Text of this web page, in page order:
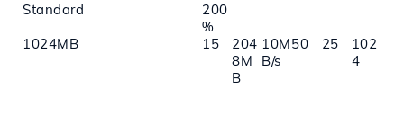
Standard
200
%
1024MB
15
204
8M
B
10M
B/s
50 25
102
4